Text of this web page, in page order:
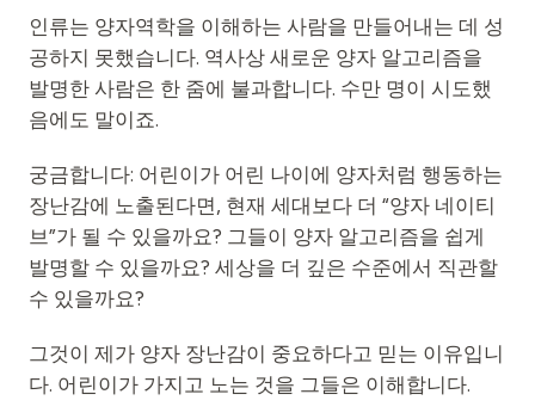
인류는 양자역학을 이해하는 사람을 만들어내는 데 성
공하지 못했습니다. 역사상 새로운 양자 알고리즘을
발명한 사람은 한 줌에 불과합니다. 수만 명이 시도했
음에도 말이죠.
궁금합니다: 어린이가 어린 나이에 양자처럼 행동하는
장난감에 노출된다면, 현재 세대보다 더 “양자 네이티
브”가 될 수 있을까요? 그들이 양자 알고리즘을 쉽게
발명할 수 있을까요? 세상을 더 깊은 수준에서 직관할
수 있을까요?
그것이 제가 양자 장난감이 중요하다고 믿는 이유입니
다. 어린이가 가지고 노는 것을 그들은 이해합니다.